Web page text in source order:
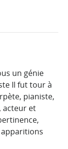
un génie
Il fut tour à
pianiste,
acteur et